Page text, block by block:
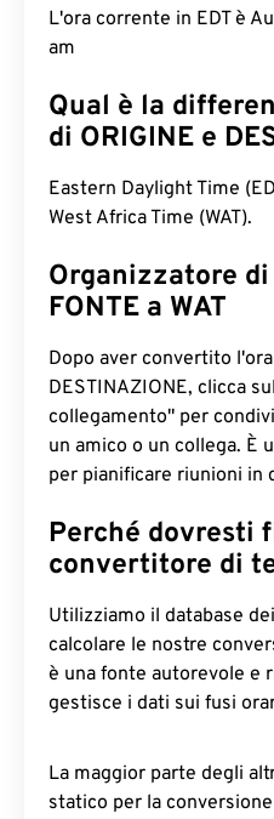
L'ora corrente in EDT è
am
Qual è la
di ORIGINE e
Eastern Daylight Time
West Africa Time (WAT).
Organizzatore
FONTE a WAT
Dopo aver convertito
DESTINAZIONE, clicca
collegamento" per
un amico o un collega. È
per pianificare riunioni in
Perché dovresti
convertitore di
Utilizziamo il database
calcolare le nostre
è una fonte autorevole e
gestisce i dati sui fusi
La maggior parte degli
statico per la